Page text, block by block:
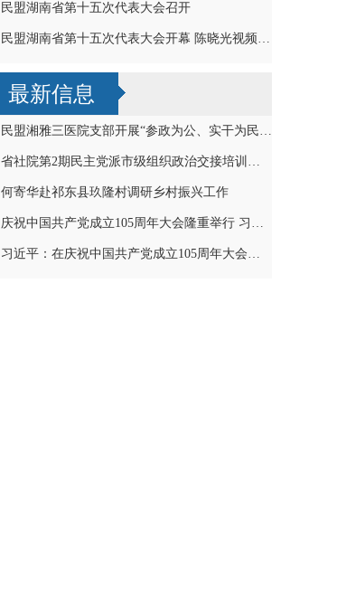
民盟湖南省第十五次代表大会召开
民盟湖南省第十五次代表大会开幕 陈晓光视频致词祝贺
最新信息
民盟湘雅三医院支部开展“参政为公、实干为民”主题教育学习研讨，刘导波出席
省社院第2期民主党派市级组织政治交接培训班民盟学员赴民盟省委机关交流
何寄华赴祁东县玖隆村调研乡村振兴工作
庆祝中国共产党成立105周年大会隆重举行 习近平发表重要讲话
习近平：在庆祝中国共产党成立105周年大会上的讲话